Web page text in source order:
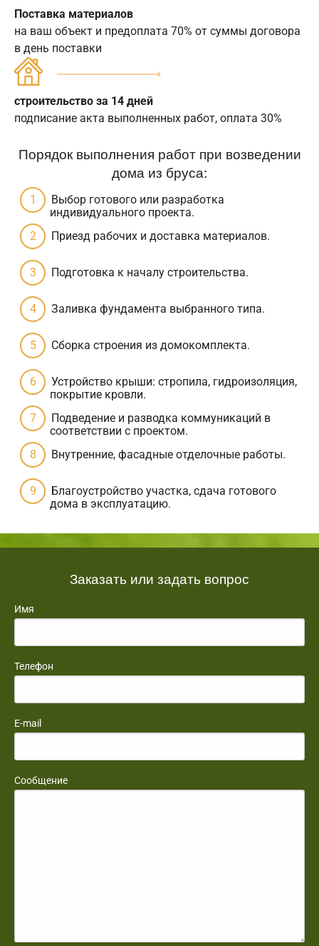
Поставка материалов
на ваш объект и предоплата 70% от суммы договора
в день поставки
строительство за 14 дней
подписание акта выполненных работ, оплата 30%
Порядок выполнения работ при возведении
дома из бруса:
Выбор готового или разработка
индивидуального проекта.
Приезд рабочих и доставка материалов.
Подготовка к началу строительства.
Заливка фундамента выбранного типа.
Сборка строения из домокомплекта.
Устройство крыши: стропила, гидроизоляция,
покрытие кровли.
Подведение и разводка коммуникаций в
соответствии с проектом.
Внутренние, фасадные отделочные работы.
Благоустройство участка, сдача готового
дома в эксплуатацию.
Заказать или задать вопрос
Имя
Телефон
E-mail
Сообщение